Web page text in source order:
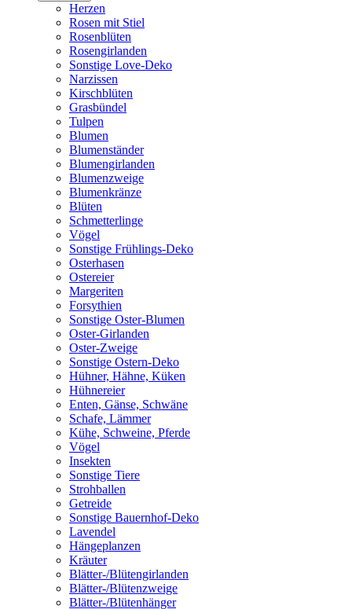
Herzen
Rosen mit Stiel
Rosenblüten
Rosengirlanden
Sonstige Love-Deko
Narzissen
Kirschblüten
Grasbündel
Tulpen
Blumen
Blumenständer
Blumengirlanden
Blumenzweige
Blumenkränze
Blüten
Schmetterlinge
Vögel
Sonstige Frühlings-Deko
Osterhasen
Ostereier
Margeriten
Forsythien
Sonstige Oster-Blumen
Oster-Girlanden
Oster-Zweige
Sonstige Ostern-Deko
Hühner, Hähne, Küken
Hühnereier
Enten, Gänse, Schwäne
Schafe, Lämmer
Kühe, Schweine, Pferde
Vögel
Insekten
Sonstige Tiere
Strohballen
Getreide
Sonstige Bauernhof-Deko
Lavendel
Hängeplanzen
Kräuter
Blätter-/Blütengirlanden
Blätter-/Blütenzweige
Blätter-/Blütenhänger